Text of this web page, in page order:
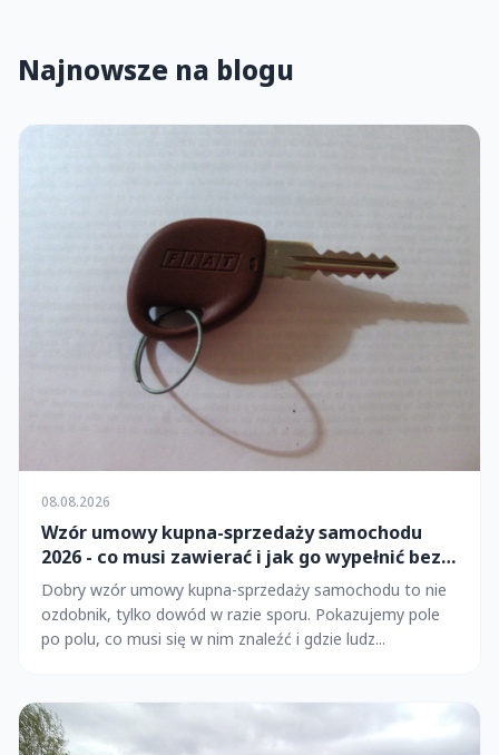
Najnowsze na blogu
08.08.2026
Wzór umowy kupna-sprzedaży samochodu
2026 - co musi zawierać i jak go wypełnić bez
błędów?
Dobry wzór umowy kupna-sprzedaży samochodu to nie
ozdobnik, tylko dowód w razie sporu. Pokazujemy pole
po polu, co musi się w nim znaleźć i gdzie ludz...